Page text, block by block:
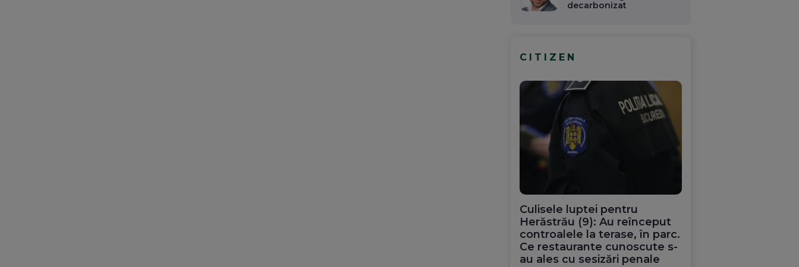
decarbonizat
CITIZEN
Culisele luptei pentru
Herăstrău (9): Au reînceput
controalele la terase, în parc.
Ce restaurante cunoscute s-
au ales cu sesizări penale